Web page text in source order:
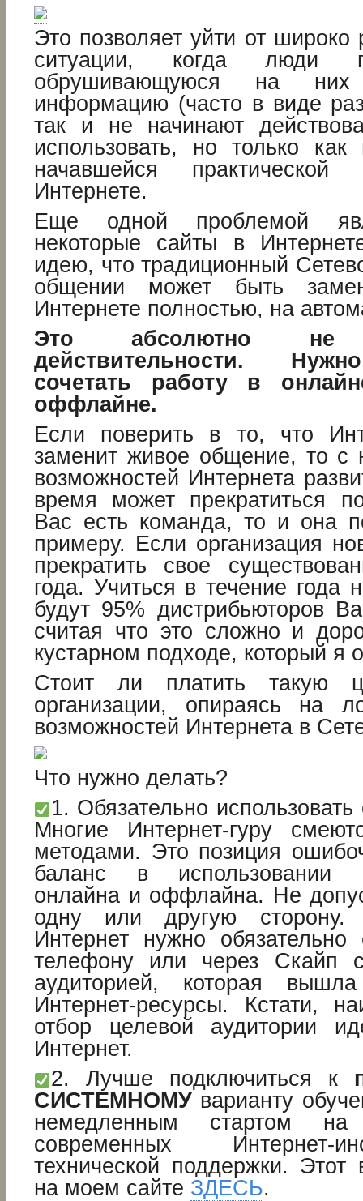
Это позволяет уйти от широко
ситуации, когда люди
обрушивающуюся на
информацию (часто в виде
так и не начинают
использовать, но только
начавшейся практической
Интернете.
Еще одной проблемой
некоторые сайты в
идею, что традиционный
общении может быть
Интернете полностью, на
Это абсолютно не
действительности.
сочетать работу в
оффлайне.
Если поверить в то, что
заменит живое общение, то с
возможностей Интернета
время может прекратиться
Вас есть команда, то и она
примеру. Если организация
прекратить свое
года. Учиться в течение
будут 95% дистрибьюторов
считая что это сложно и
кустарном подходе, который я
Стоит ли платить такую
организации, опираясь на
возможностей Интернета в
Что нужно делать?
1. Обязательно
Многие Интернет-гуру
методами. Это позиция
баланс в использовании
онлайна и оффлайна. Не
одну или другую сторону.
Интернет нужно обязательно
телефону или через Скайп
аудиторией, которая
Интернет-ресурсы. Кстати,
отбор целевой аудитории
Интернет.
2. Лучше подключиться к
СИСТЕМНОМУ варианту
немедленным стартом на
современных Интернет-
технической поддержки. Этот
на моем сайте ЗДЕСЬ.